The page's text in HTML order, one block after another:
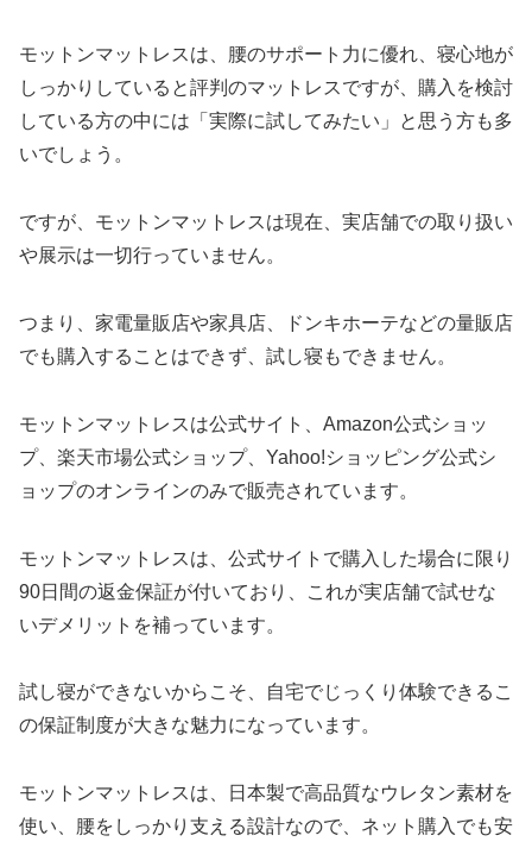
モットンマットレスは、腰のサポート力に優れ、寝心地が
しっかりしていると評判のマットレスですが、購入を検討
している方の中には「実際に試してみたい」と思う方も多
いでしょう。
ですが、モットンマットレスは現在、実店舗での取り扱い
や展示は一切行っていません。
つまり、家電量販店や家具店、ドンキホーテなどの量販店
でも購入することはできず、試し寝もできません。
モットンマットレスは公式サイト、Amazon公式ショッ
プ、楽天市場公式ショップ、Yahoo!ショッピング公式シ
ョップのオンラインのみで販売されています。
モットンマットレスは、公式サイトで購入した場合に限り
90日間の返金保証が付いており、これが実店舗で試せな
いデメリットを補っています。
試し寝ができないからこそ、自宅でじっくり体験できるこ
の保証制度が大きな魅力になっています。
モットンマットレスは、日本製で高品質なウレタン素材を
使い、腰をしっかり支える設計なので、ネット購入でも安